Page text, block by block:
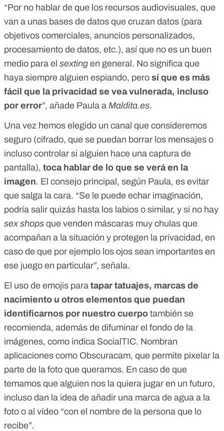
“Por no hablar de que los recursos audiovisuales, que
van a unas bases de datos que cruzan datos (para
objetivos comerciales, anuncios personalizados,
procesamiento de datos, etc.), así que no es un buen
medio para el sexting en general. No significa que
haya siempre alguien espiando, pero sí que es más
fácil que la privacidad se vea vulnerada, incluso
por error”, añade Paula a Maldita.es.
Una vez hemos elegido un canal que consideremos
seguro (cifrado, que se puedan borrar los mensajes o
incluso controlar si alguien hace una captura de
pantalla), toca hablar de lo que se verá en la
imagen. El consejo principal, según Paula, es evitar
que salga la cara. “Se le puede echar imaginación,
podría salir quizás hasta los labios o similar, y si no hay
sex shops que venden máscaras muy chulas que
acompañan a la situación y protegen la privacidad, en
caso de que por ejemplo los ojos sean importantes en
ese juego en particular”, señala.
El uso de emojis para tapar tatuajes, marcas de
nacimiento u otros elementos que puedan
identificarnos por nuestro cuerpo también se
recomienda, además de difuminar el fondo de la
imágenes, como indica SocialTIC. Nombran
aplicaciones como Obscuracam, que permite pixelar la
parte de la foto que queramos. En caso de que
temamos que alguien nos la quiera jugar en un futuro,
incluso dan la idea de añadir una marca de agua a la
foto o al vídeo “con el nombre de la persona que lo
recibe”.